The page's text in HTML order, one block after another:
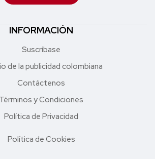
INFORMACIÓN
Suscríbase
de la publicidad colombiana
Contáctenos
Términos y Condiciones
Política de Privacidad
Política de Cookies